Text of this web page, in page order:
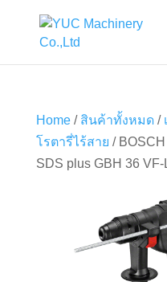
Home/ สินค้าทั้งหมด/
โรตารี่ไร้สาย /
SDS plus GBH 36 VF-